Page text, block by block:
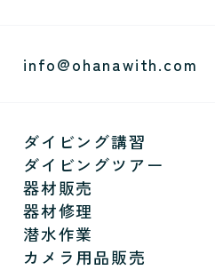
info@ohanawith.com
ダイビング講習
ダイビングツアー
器材販売
器材修理
潜水作業
カメラ用品販売